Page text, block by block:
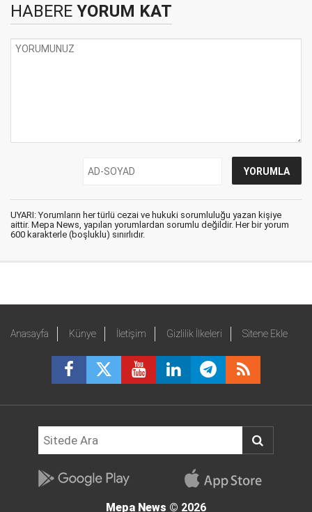
HABERE YORUM KAT
UYARI: Yorumların her türlü cezai ve hukuki sorumluluğu yazan kişiye
aittir. Mepa News, yapılan yorumlardan sorumlu değildir. Her bir yorum
600 karakterle (boşluklu) sınırlıdır.
Anasayfa Künye İletişim Gizlilik İlkeleri Sitene Ekle
Mepa News © 2026